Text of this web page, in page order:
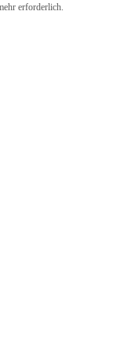
erforderlich.